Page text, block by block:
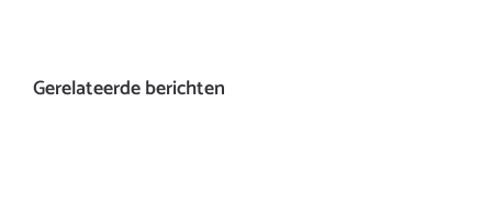
Gerelateerde berichten